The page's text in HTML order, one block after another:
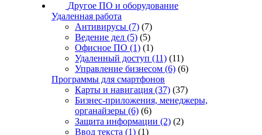
Другое ПО и оборудование
Удаленная работа
Антивирусы (7) (7)
Ведение дел (5) (5)
Офисное ПО (1) (1)
Удаленный доступ (11) (11)
Управление бизнесом (6) (6)
Программы для смартфонов
Карты и навигация (37) (37)
Бизнес-приложения, менеджеры,
органайзеры (6) (6)
Защита информации (2) (2)
Ввод текста (1) (1)